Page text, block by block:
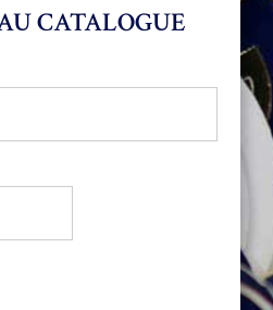
CATALOGUE